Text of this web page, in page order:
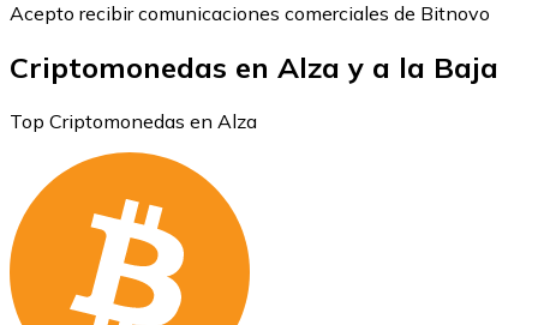
Acepto recibir comunicaciones comerciales de Bitnovo
Criptomonedas en Alza y a la Baja
Top Criptomonedas en Alza